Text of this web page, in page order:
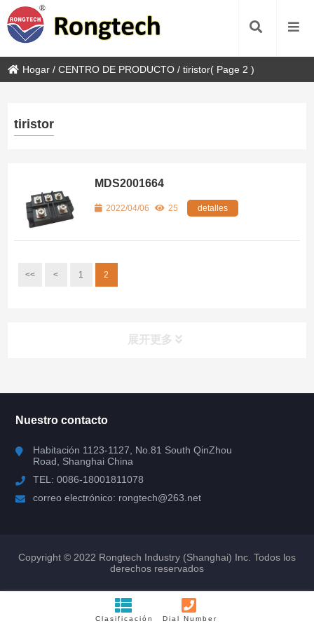
Hogar /CENTRO DE PRODUCTO /tiristor( Page 2 )
tiristor
MDS2001664
2022/04/06 25 detalles
<< < 1 2
展开更多
Módulo rectificador
Nuestro contacto
Habitación 1123-1127, No.81 South QinZhou
Road, Shanghai China
TEL: 0086-18001811078
correo electrónico: rongtech@263.net
Copyright © 2022 Rongtech Industry (Shanghai) Inc. Todos los
derechos reservados
Clasificación Dial Number